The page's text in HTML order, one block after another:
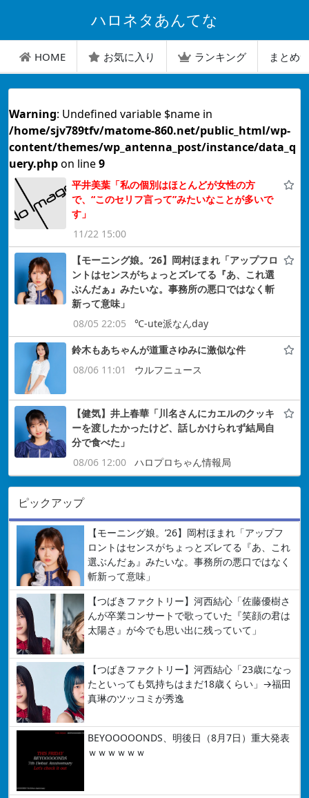
ハロネタあんてな
HOME お気に入り ランキング まとめ
Warning: Undefined variable $name in
/home/sjv789tfv/matome-860.net/public_html/wp-
content/themes/wp_antenna_post/instance/data_q
uery.phpon line9
平井美葉「私の個別はほとんどが女性の方
で、“このセリフ言って”みたいなことが多いで
す」
11/22 15:00
【モーニング娘。’26】岡村ほまれ「アップフロ
ントはセンスがちょっとズレてる『あ、これ選
ぶんだぁ』みたいな。事務所の悪口ではなく斬
新って意味」
08/05 22:05
℃-ute派なんday
鈴木もあちゃんが道重さゆみに激似な件
08/06 11:01
ウルフニュース
【健気】井上春華「川名さんにカエルのクッキ
ーを渡したかったけど、話しかけられず結局自
分で食べた」
08/06 12:00
ハロプロちゃん情報局
ピックアップ
【モーニング娘。’26】岡村ほまれ「アップフ
ロントはセンスがちょっとズレてる『あ、これ
選ぶんだぁ』みたいな。事務所の悪口ではなく
斬新って意味」
【つばきファクトリー】河西結心「佐藤優樹さ
んが卒業コンサートで歌っていた『笑顔の君は
太陽さ』が今でも思い出に残っていて」
【つばきファクトリー】河西結心「23歳になっ
たといっても気持ちはまだ18歳くらい」→福田
真琳のツッコミが秀逸
BEYOOOOONDS、明後日（8月7日）重大発表
ｗｗｗｗｗｗ